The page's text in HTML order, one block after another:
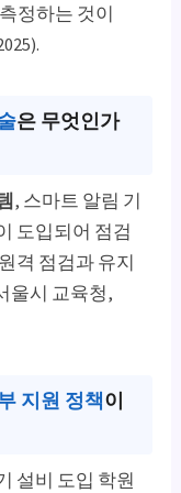
정하는 것이
은 무엇인가
, 스마트 알림 기
도입되어 점검
격 점검과 유지
울시 교육청,
지원 정책이
설비 도입 학원